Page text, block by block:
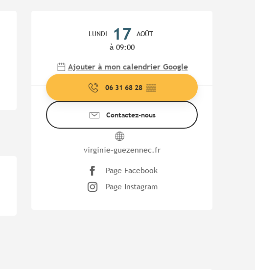
LUNDI 17 AOÛT
à 09:00
Ajouter à mon calendrier Google
06 31 68 28 ▒▒
Contactez-nous
virginie-guezennec.fr
Page Facebook
Page Instagram